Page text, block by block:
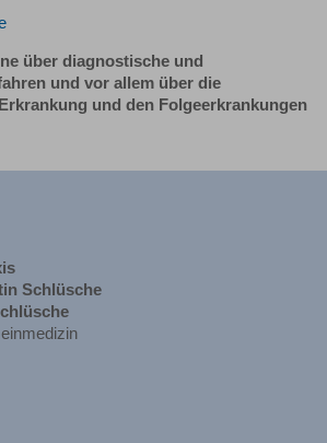
über diagnostische und
und vor allem über die
und den Folgeerkrankungen
Schlüsche